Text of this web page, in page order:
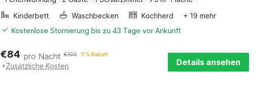
Kinderbett
Waschbecken Kochherd
+ 19 mehr
Kostenlose Stornierung bis zu 43 Tage vor Ankunft
€84 pro Nacht €100 11 % Rabatt
+Zusätzliche Kosten Details ansehen